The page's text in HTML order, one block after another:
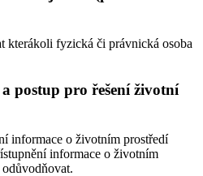
kterákoli fyzická či právnická osoba
postup pro řešení životní
informace o životním prostředí
informace o životním